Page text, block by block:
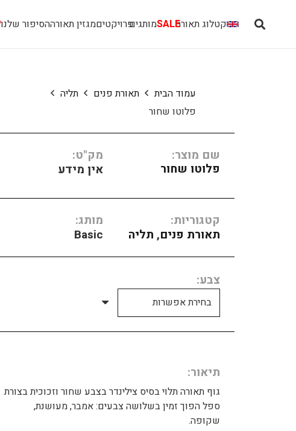
קטלוג תאורהSALEמותגיםפרויקטיםמגזין תאורההסיפור שלנו
עמוד הבית תאורת פנים
תליה
פלוטו שחור
שם מוצר:
פלוטו שחור
מק"ט:
אין מידע
קטגוריות:
תאורת פנים, תליה
מותג:
Basic
צבע
תיאור
גוף תאורה תלוי בסיס צילינדר בצבע שחור וזכוכית בצורת
ספל הפוך זמין בשלושה צבעים: אמבר, מעושנת,
שקופה.